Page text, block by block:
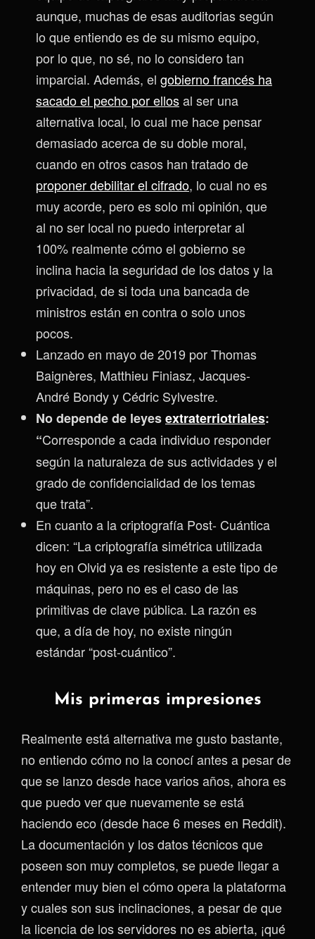
aunque, muchas de esas auditorias según
lo que entiendo es de su mismo equipo,
por lo que, no sé, no lo considero tan
imparcial. Además, el gobierno francés ha
sacado el pecho por ellosal ser una
alternativa local, lo cual me hace pensar
demasiado acerca de su doble moral,
cuando en otros casos han tratado de
proponer debilitar el cifrado, lo cual no es
muy acorde, pero es solo mi opinión, que
al no ser local no puedo interpretar al
100% realmente cómo el gobierno se
inclina hacia la seguridad de los datos y la
privacidad, de si toda una bancada de
ministros están en contra o solo unos
pocos.
Lanzado en mayo de 2019 por Thomas
Baignères, Matthieu Finiasz, Jacques-
André Bondy y Cédric Sylvestre.
No depende de leyesextraterriotriales:
“Corresponde a cada individuo responder
según la naturaleza de sus actividades y el
grado de confidencialidad de los temas
que trata”.
En cuanto a la criptografía Post- Cuántica
dicen: “La criptografía simétrica utilizada
hoy en Olvid ya es resistente a este tipo de
máquinas, pero no es el caso de las
primitivas de clave pública. La razón es
que, a día de hoy, no existe ningún
estándar “post-cuántico”.
Mis primeras impresiones
Realmente está alternativa me gusto bastante,
no entiendo cómo no la conocí antes a pesar de
que se lanzo desde hace varios años, ahora es
que puedo ver que nuevamente se está
haciendo eco (desde hace 6 meses en Reddit).
La documentación y los datos técnicos que
poseen son muy completos, se puede llegar a
entender muy bien el cómo opera la plataforma
y cuales son sus inclinaciones, a pesar de que
la licencia de los servidores no es abierta, ¡qué